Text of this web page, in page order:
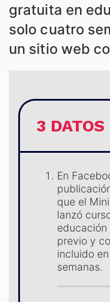
gratuita en
solo cuatro
un sitio web
3
En
que el
lanzó
educación
previo y
incluido
semanas.